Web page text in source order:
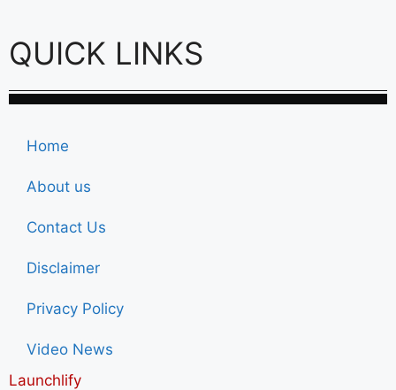
QUICK LINKS
Home
About us
Contact Us
Disclaimer
Privacy Policy
Video News
Launchlify